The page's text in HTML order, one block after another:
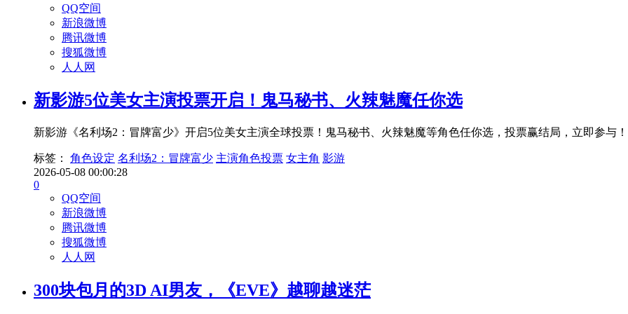
QQ空间
新浪微博
腾讯微博
搜狐微博
人人网
新影游5位美女主演投票开启！鬼马秘书、火辣魅魔任你选
新影游《名利场2：冒牌富少》开启5位美女主演全球投票！鬼马秘书、火辣魅魔等角色任你选，投票赢结局，立即参与！
标签： 角色设定 名利场2：冒牌富少 主演角色投票 女主角 影游
2026-05-08 00:00:28
0
QQ空间
新浪微博
腾讯微博
搜狐微博
人人网
300块包月的3D AI男友，《EVE》越聊越迷茫